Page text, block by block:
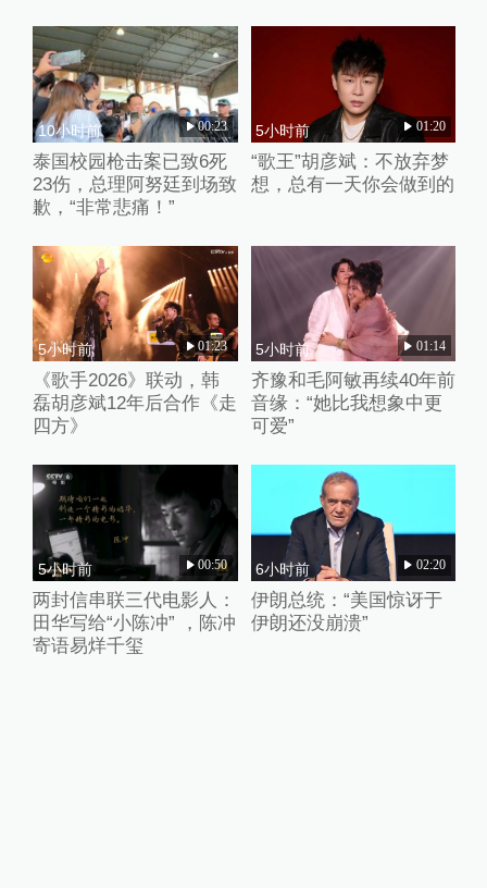
10小时前 00:23
泰国校园枪击案已致6死
23伤，总理阿努廷到场致
歉，“非常悲痛！”
5小时前 01:20
“歌王”胡彦斌：不放弃梦
想，总有一天你会做到的
5小时前 01:23
《歌手2026》联动，韩
磊胡彦斌12年后合作《走
四方》
5小时前 01:14
齐豫和毛阿敏再续40年前
音缘：“她比我想象中更
可爱”
5小时前 00:50
两封信串联三代电影人：
田华写给“小陈冲” ，陈冲
寄语易烊千玺
6小时前 02:20
伊朗总统：“美国惊讶于
伊朗还没崩溃”